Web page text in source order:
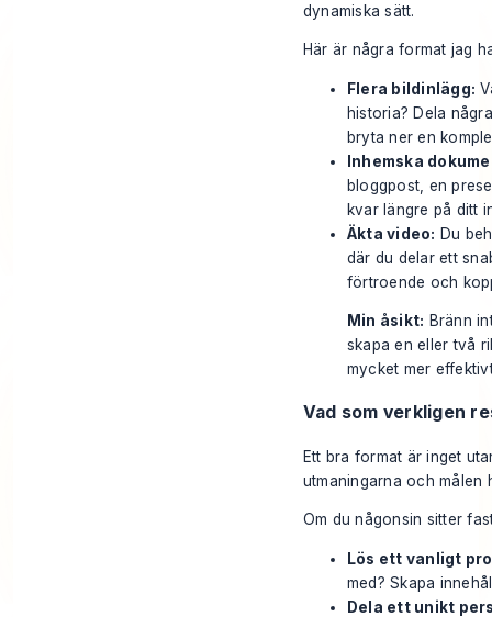
dynamiska sätt.
Här är några format jag
Flera bildinlägg:
historia? Dela
bryta ner en
Inhemska
bloggpost, en
kvar längre på ditt
Äkta video: Du
där du delar ett
förtroende och
Min åsikt: Bränn
skapa en eller två
mycket mer
Vad som verkligen
Ett bra format är inget
utmaningarna och målen
Om du någonsin sitter
Lös ett vanligt
med? Skapa
Dela ett unikt